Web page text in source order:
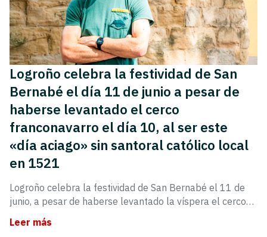
Logroño celebra la festividad de San
Bernabé el día 11 de junio a pesar de
haberse levantado el cerco
franconavarro el día 10, al ser este
«día aciago» sin santoral católico local
en 1521
Logroño celebra la festividad de San Bernabé el 11 de
junio, a pesar de haberse levantado la víspera el cerco…
Leer más